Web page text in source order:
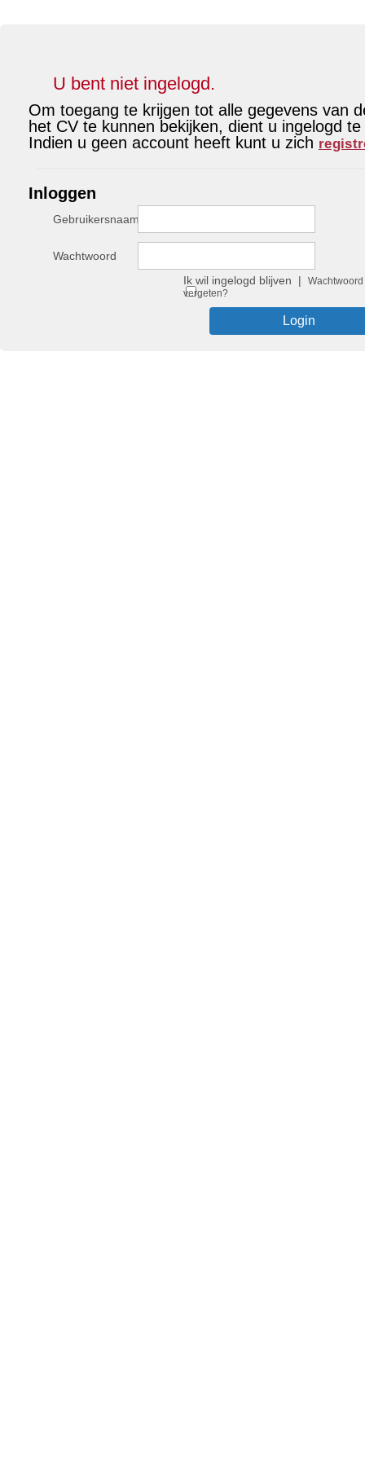
U bent niet ingelogd.
Om toegang te krijgen tot alle gegevens van
het CV te kunnen bekijken, dient u ingelogd te
Indien u geen account heeft kunt u zich
Inloggen
Gebruikersnaam
Wachtwoord
Ik wil ingelogd blijven | Wachtwoord
vergeten?